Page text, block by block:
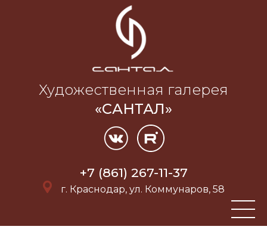
Художественная галерея
«САНТАЛ»
+7 (861) 267-11-37
г. Краснодар, ул. Коммунаров, 58